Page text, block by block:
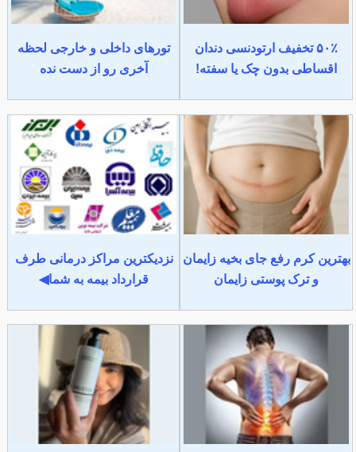
۵۰٪ تخفیف ارتودنسی دندان
اقساطی بدون چک یا سفته!
تورهای داخلی و خارجی لحظه
آخری رو از دست نده
بهترین کرم رفع جای بخیه زایمان
و ترک پوستی زایمان
نزدیکترین مراکز درمانی طرف
قرارداد بیمه به شما◀